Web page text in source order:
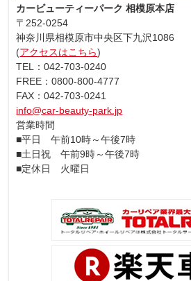
カービューティーパーク 相模原本店
〒252-0254
神奈川県相模原市中央区下九沢1086
(アクセスはこちら)
TEL：042-703-0240
FREE：0800-800-4777
FAX：042-703-0241
info@car-beauty-park.jp
営業時間
■平日 午前10時～午後7時
■土日祝 午前9時～午後7時
■定休日 火曜日